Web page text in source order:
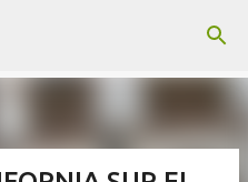
principal